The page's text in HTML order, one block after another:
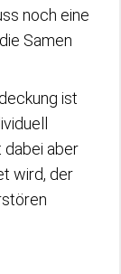
noch eine
Samen
ist
dabei aber
wird, der